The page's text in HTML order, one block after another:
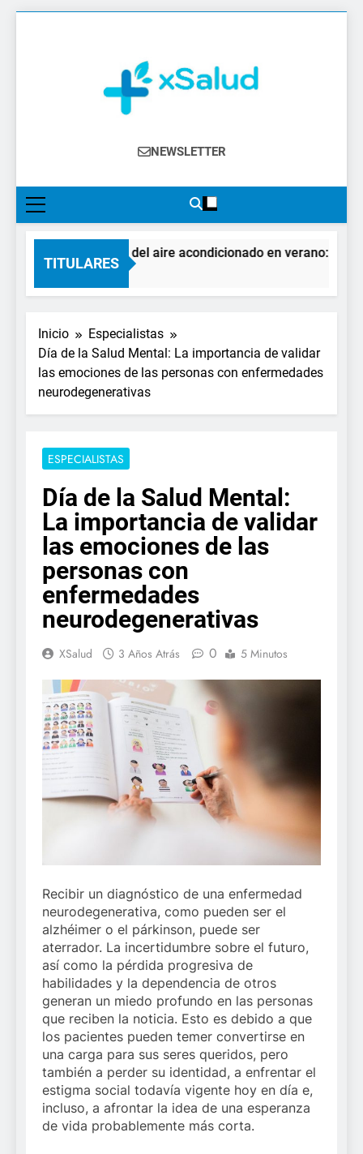
XSalud
Noticias Del Sector Salud. Congresos Y
Farmacéutica, Atención Primaria,
Especialistas, Farmacia, Etc…
NEWSLETTER
TITULARES
El impacto del aire acondicionado en verano:
2 Días Atrás
Inicio
Especialistas
Día de la Salud Mental: La importancia de validar
las emociones de las personas con enfermedades
neurodegenerativas
ESPECIALISTAS
Día de la Salud Mental:
La importancia de validar
las emociones de las
personas con
enfermedades
neurodegenerativas
XSalud 3 Años Atrás 0 5 Minutos
Recibir un diagnóstico de una enfermedad
neurodegenerativa, como pueden ser el
alzhéimer o el párkinson, puede ser
aterrador. La incertidumbre sobre el futuro,
así como la pérdida progresiva de
habilidades y la dependencia de otros
generan un miedo profundo en las personas
que reciben la noticia. Esto es debido a que
los pacientes pueden temer convertirse en
una carga para sus seres queridos, pero
también a perder su identidad, a enfrentar el
estigma social todavía vigente hoy en día e,
incluso, a afrontar la idea de una esperanza
de vida probablemente más corta.